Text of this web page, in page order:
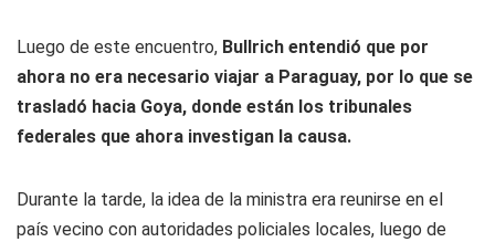
Luego de este encuentro, Bullrich entendió que por
ahora no era necesario viajar a Paraguay, por lo que se
trasladó hacia Goya, donde están los tribunales
federales que ahora investigan la causa.
Durante la tarde, la idea de la ministra era reunirse en el
país vecino con autoridades policiales locales, luego de